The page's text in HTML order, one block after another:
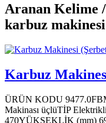
Aranan Kelime /
karbuz makinesi
Karbuz
ÜRÜN KODU
Makinası üçlüTİP
470YÜKSEKLİK (mm)